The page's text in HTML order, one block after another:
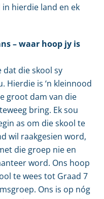
hierdie land en ek
– waar hoop jy is
dat die skool sy
Hierdie is ‘n kleinnood
groot dam van die
bring. Ek sou
as om die skool te
wil raakgesien word,
die groep nie en
word. Ons hoop
te wees tot Graad 7
Ons is op nóg